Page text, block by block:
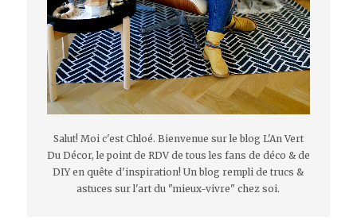
Salut! Moi c'est Chloé. Bienvenue sur le blog L'An Vert
Du Décor, le point de RDV de tous les fans de déco & de
DIY en quête d'inspiration! Un blog rempli de trucs &
astuces sur l'art du "mieux-vivre" chez soi.